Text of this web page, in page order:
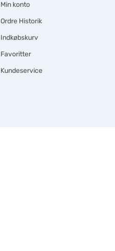
Min konto
Ordre Historik
Indkøbskurv
Favoritter
Kundeservice